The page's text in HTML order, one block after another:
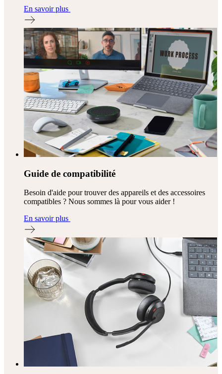
En savoir plus
Guide de compatibilité
Besoin d'aide pour trouver des appareils et des accessoires
compatibles ? Nous sommes là pour vous aider !
En savoir plus